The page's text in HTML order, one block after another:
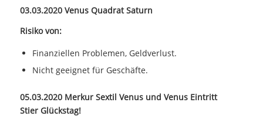
03.03.2020 Venus Quadrat Saturn
Risiko von:
Finanziellen Problemen, Geldverlust.
Nicht geeignet für Geschäfte.
05.03.2020 Merkur Sextil Venus und Venus Eintritt
Stier Glückstag!